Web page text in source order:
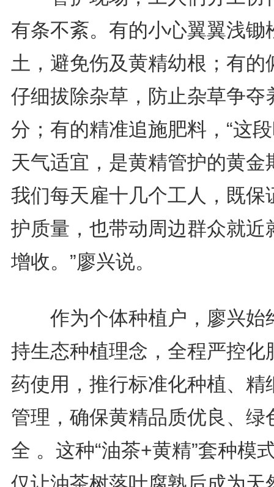
有条不紊。有的小心翼翼浅锄
土，避免伤及黄精幼根；有的
仔细拔除杂草，防止杂草争夺
分；有的精准追施肥料，“这
天气适宜，是黄精管护的黄金
我们每天雇十几个工人，既保
护质量，也带动周边群众就近
增收。”廖兴说。
作为个体种植户，廖兴始
持生态种植理念，全程严控化
药使用，推行标准化种植、精
管理，确保黄精品质优良、绿
全 。这种“油茶+黄精”套种模